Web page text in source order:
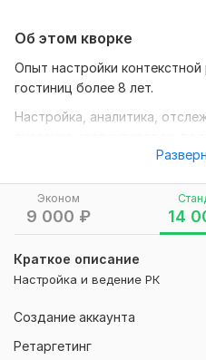
Эконом
9 000 ₽ 14
Краткое описание
Настройка и ведение РК
Создание аккаунта
Ретаргетинг
Об этом кворке
Опыт настройки
гостиниц более 8 лет.
Настройка, аналитика,
Нужно для заказа:
Информация об объекте:
фонда, доп услуги.
Тип: Создание и настройка